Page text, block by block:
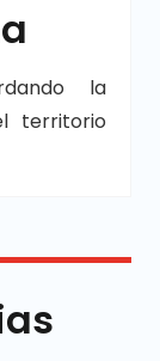
la
territorio